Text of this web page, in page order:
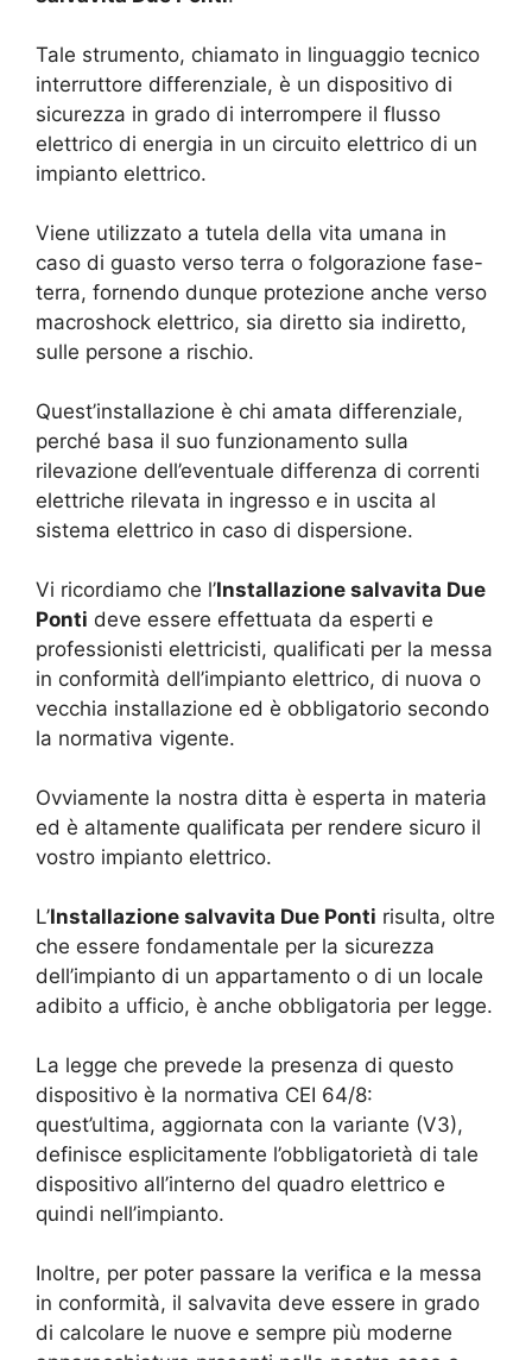
Tale strumento, chiamato in linguaggio tecnico
interruttore differenziale, è un dispositivo di
sicurezza in grado di interrompere il flusso
elettrico di energia in un circuito elettrico di un
impianto elettrico.
Viene utilizzato a tutela della vita umana in
caso di guasto verso terra o folgorazione fase-
terra, fornendo dunque protezione anche verso
macroshock elettrico, sia diretto sia indiretto,
sulle persone a rischio.
Quest’installazione è chi amata differenziale,
perché basa il suo funzionamento sulla
rilevazione dell’eventuale differenza di correnti
elettriche rilevata in ingresso e in uscita al
sistema elettrico in caso di dispersione.
Vi ricordiamo che l’Installazione salvavita Due
Ponti deve essere effettuata da esperti e
professionisti elettricisti, qualificati per la messa
in conformità dell’impianto elettrico, di nuova o
vecchia installazione ed è obbligatorio secondo
la normativa vigente.
Ovviamente la nostra ditta è esperta in materia
ed è altamente qualificata per rendere sicuro il
vostro impianto elettrico.
L’Installazione salvavita Due Ponti risulta, oltre
che essere fondamentale per la sicurezza
dell’impianto di un appartamento o di un locale
adibito a ufficio, è anche obbligatoria per legge.
La legge che prevede la presenza di questo
dispositivo è la normativa CEI 64/8:
quest’ultima, aggiornata con la variante (V3),
definisce esplicitamente l’obbligatorietà di tale
dispositivo all’interno del quadro elettrico e
quindi nell’impianto.
Inoltre, per poter passare la verifica e la messa
in conformità, il salvavita deve essere in grado
di calcolare le nuove e sempre più moderne